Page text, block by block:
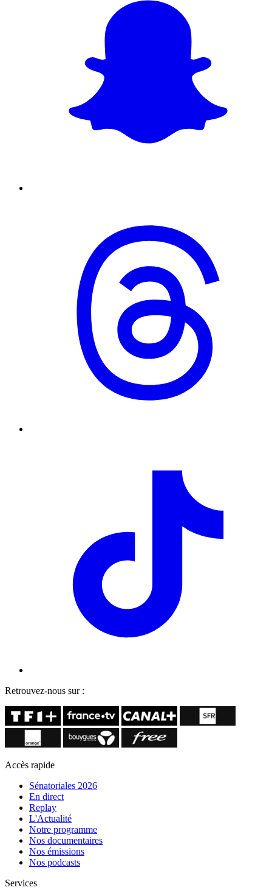
Retrouvez-nous sur :
Accès rapide
Sénatoriales 2026
En direct
Replay
L'Actualité
Notre programme
Nos documentaires
Nos émissions
Nos podcasts
Services